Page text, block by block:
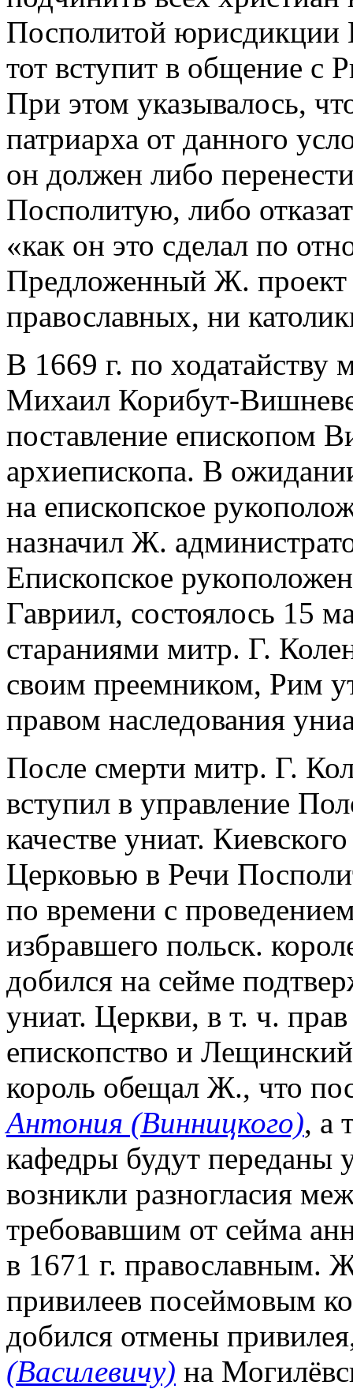
Посполитой юрисдикции
тот вступит в общение с
При этом указывалось,
патриарха от данного
он должен либо
Посполитую, либо
«как он это сделал по
Предложенный Ж. проект
православных, ни
В 1669 г. по ходатайству
Михаил Корибут-
поставление епископом
архиепископа. В
на епископское
назначил Ж.
Епископское
Гавриил, состоялось 15
стараниями митр. Г.
своим преемником, Рим
правом наследования
После смерти митр. Г.
вступил в управление
качестве униат.
Церковью в Речи
по времени с
избравшего польск.
добился на сейме
униат. Церкви, в т. ч.
епископство и
король обещал Ж., что
Антония (Винницкого), а
кафедры будут переданы
возникли разногласия
требовавшим от сейма
в 1671 г. православным.
привилеев посеймовым
добился отмены
(Василевичу) на